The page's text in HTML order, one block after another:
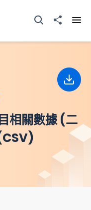
打開搜尋器分享至
相關數據 (二
下載